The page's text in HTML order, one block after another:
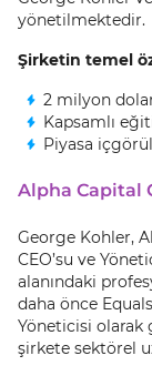
yönetilmektedir.
Şirketin temel
2 milyon
Kapsamlı
Piyasa
Alpha Capital
George Kohler,
CEO’su ve
alanındaki
daha önce
Yöneticisi olarak
şirkete sektörel